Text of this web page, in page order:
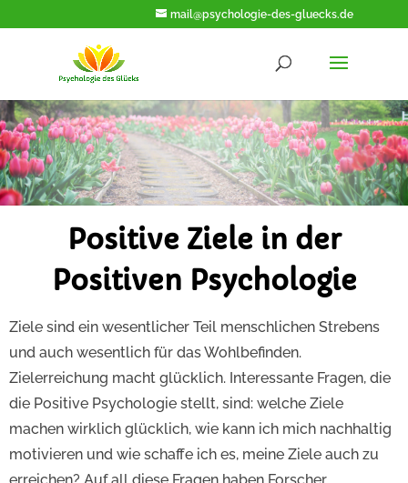
mail@psychologie-des-gluecks.de
Positive Ziele
Träume wahr werden lassen
Positive Ziele in der
Positiven Psychologie
Ziele sind ein wesentlicher Teil menschlichen Strebens
und auch wesentlich für das Wohlbefinden.
Zielerreichung macht glücklich. Interessante Fragen, die
die Positive Psychologie stellt, sind: welche Ziele
machen wirklich glücklich, wie kann ich mich nachhaltig
motivieren und wie schaffe ich es, meine Ziele auch zu